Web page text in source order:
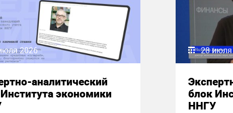
2026
аналитический
экономики
28
блок
ННГУ